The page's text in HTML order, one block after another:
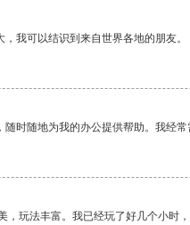
我可以结识到来自世界各地的朋友。
时随地为我的办公提供帮助。我经
，玩法丰富。我已经玩了好几个小时，